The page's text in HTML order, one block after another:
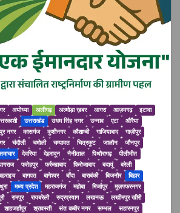
अयोध्या अलीगढ़ अल्मोड़ा ख़बर आगरा आज़मगढ़
इटावा
उत्तराखंड उधम सिंह नगर उन्नाव एटा
औरैया
नगर कासगंज कुशीनगर कौशाम्बी गाजियाबाद
गाज़ीपुर
चंदौली चमोली चम्पावत चित्रकूट जालौन
जौनपुर
देवरिया देहरादून नैनीताल पिथौरागढ़
पीलीभीत
फतेहपुर फर्रुखाबाद फिरोजाबाद बदायूं
बरेली
बागपत बागेश्वर बाँदा बाराबंकी बिजनौर
बिहार
मध्य प्रदेश महराजगंज महोबा मिर्जापुर
मुज़फ्फरनगर
रामपुर रायबरेली रुद्रप्रयाग लखनऊ
लखीमपुर खीरी
शाहजहाँपुर श्रावस्ती संत कबीर नगर सम्भल
सहारनपुर